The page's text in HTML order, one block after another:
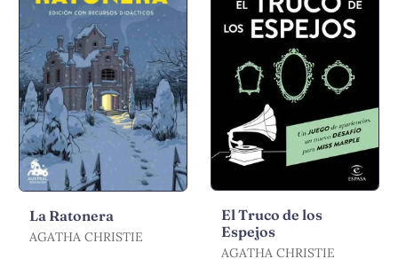
La Ratonera
AGATHA CHRISTIE
El Truco de los
Espejos
AGATHA CHRISTIE